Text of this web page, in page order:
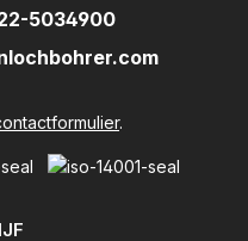
5034900
.